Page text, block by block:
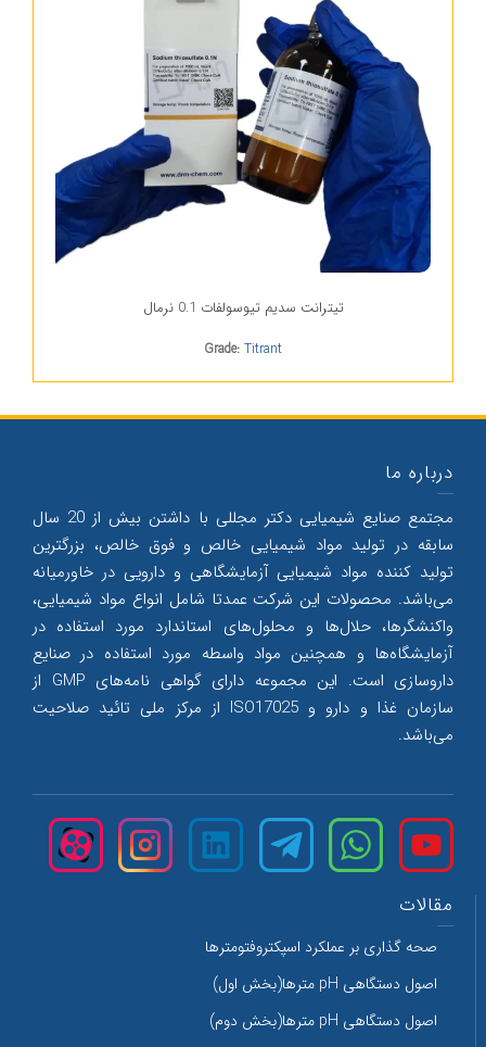
تیترانت سدیم تیوسولفات 0.1 نرمال
Grade: Titrant
درباره ما
مجتمع صنایع شیمیایی دکتر مجللی با داشتن بیش از 20 سال
سابقه در تولید مواد شیمیایی خالص و فوق خالص، بزرگترین
تولید کننده مواد شیمیایی آزمایشگاهی و دارویی در خاورمیانه
می‌‌باشد. محصولات این شرکت عمدتا شامل انواع مواد شیمیایی،
واکنشگرها، حلال‌‌ها و محلول‌‌های استاندارد مورد استفاده در
آزمایشگاه‌ها و همچنین مواد واسطه مورد استفاده در صنایع
داروسازی است. این مجموعه دارای گواهی نامه‌های GMP از
سازمان غذا و دارو و ISO17025 از مرکز ملی تائید صلاحیت
می‌‌باشد.
مقالات
صحه گذاری بر عملکرد اسپکتروفتومترها
اصول دستگاهی pH مترها(بخش اول)
اصول دستگاهی pH مترها(بخش دوم)